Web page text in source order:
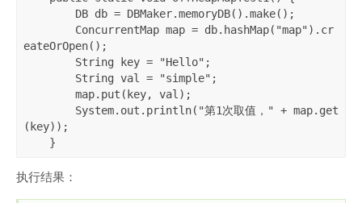
eateOrOpen();
(key));
    }
执行结果：